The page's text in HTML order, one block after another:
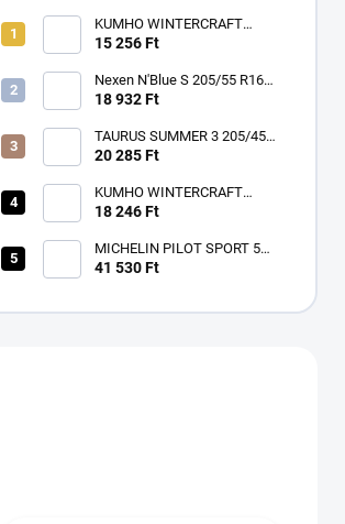
KUMHO WINTERCRAFT
WP52+ 195/65 R15 91T TL
15 256 Ft
Nexen N'Blue S 205/55 R16
91V
18 932 Ft
TAURUS SUMMER 3 205/45
R17 88W TL XL FR ZR
20 285 Ft
KUMHO WINTERCRAFT
WP52+ 185/60 R15 84T TL
18 246 Ft
MICHELIN PILOT SPORT 5
225/40 R18 92Y TL XL ZR FP
41 530 Ft